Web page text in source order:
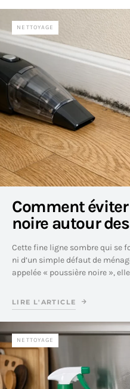
NETTOYAGE
Comment
noire autour
Cette fine ligne sombre qui se
ni d’un simple défaut de
appelée « poussière noire »,
LIRE L'ARTICLE
NETTOYAGE